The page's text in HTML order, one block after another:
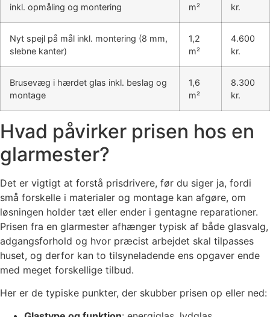
inkl. opmåling og montering
m²
kr.
Nyt spejl på mål inkl. montering (8 mm,
slebne kanter)
1,2
m²
4.600
kr.
Brusevæg i hærdet glas inkl. beslag og
montage
1,6
m²
8.300
kr.
Hvad påvirker prisen hos en
glarmester?
Det er vigtigt at forstå prisdrivere, før du siger ja, fordi
små forskelle i materialer og montage kan afgøre, om
løsningen holder tæt eller ender i gentagne reparationer.
Prisen fra en glarmester afhænger typisk af både glasvalg,
adgangsforhold og hvor præcist arbejdet skal tilpasses
huset, og derfor kan to tilsyneladende ens opgaver ende
med meget forskellige tilbud.
Her er de typiske punkter, der skubber prisen op eller ned: